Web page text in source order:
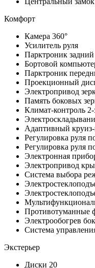
Комфорт
Камера 360°
Усилитель руля
Парктроник задний
Бортовой
Парктроник
Проекционный
Электропривод
Память боковых
Климат-контроль
Адаптивный круиз-
Регулировка руля
Регулировка руля
Электронная
Электропривод
Система выбора
Противотуманные
Электрообогрев
Система
Экстерьер
Диски 20